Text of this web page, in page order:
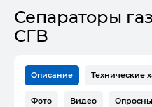
Сепараторы
СГВ
Описание Технические
Фото Видео